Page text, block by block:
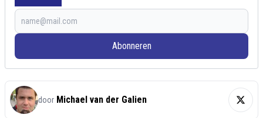
Abonneren
door Michael van der Galien